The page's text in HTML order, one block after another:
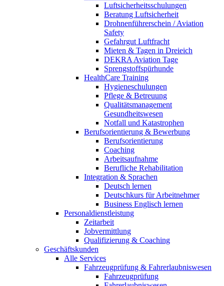
Luftsicherheitsschulungen
Beratung Luftsicherheit
Drohnenführerschein / Aviation
Safety
Gefahrgut Luftfracht
Mieten & Tagen in Dreieich
DEKRA Aviation Tage
Sprengstoffspürhunde
HealthCare Training
Hygieneschulungen
Pflege & Betreuung
Qualitätsmanagement
Gesundheitswesen
Notfall und Katastrophen
Berufsorientierung & Bewerbung
Berufsorientierung
Coaching
Arbeitsaufnahme
Berufliche Rehabilitation
Integration & Sprachen
Deutsch lernen
Deutschkurs für Arbeitnehmer
Business Englisch lernen
Personaldienstleistung
Zeitarbeit
Jobvermittlung
Qualifizierung & Coaching
Geschäftskunden
Alle Services
Fahrzeugprüfung & Fahrerlaubniswesen
Fahrzeugprüfung